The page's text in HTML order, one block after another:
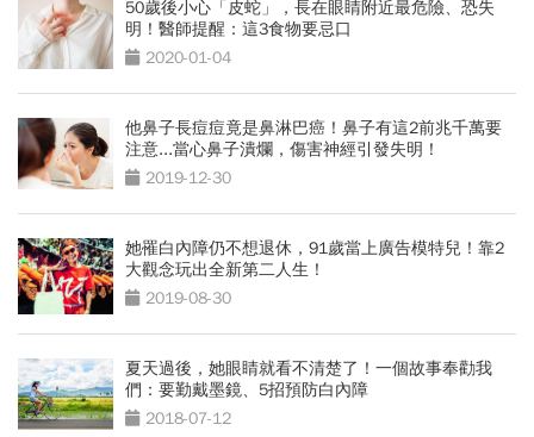
50歲後小心「皮蛇」，長在眼睛附近最危險、恐失
明！醫師提醒：這3食物要忌口
2020-01-04
他鼻子長痘痘竟是鼻淋巴癌！鼻子有這2前兆千萬要
注意...當心鼻子潰爛，傷害神經引發失明！
2019-12-30
她罹白內障仍不想退休，91歲當上廣告模特兒！靠2
大觀念玩出全新第二人生！
2019-08-30
夏天過後，她眼睛就看不清楚了！一個故事奉勸我
們：要勤戴墨鏡、5招預防白內障
2018-07-12